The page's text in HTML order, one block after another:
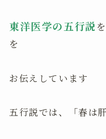
東洋医学の五行説
を
お伝えしています
五行説では、「春は